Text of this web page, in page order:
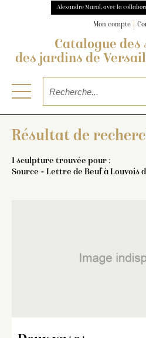
Alexandre Maral, avec la
Mon compte
Catalogue
des jardins de
Résultat de
1 sculpture trouvée pour :
Source = Lettre de Beuf à Louvois